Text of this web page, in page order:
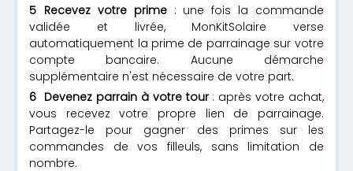
Recevez votre prime: une fois la commande
validée et livrée, MonKitSolaire verse
automatiquement la prime de parrainage sur votre
compte bancaire. Aucune démarche
supplémentaire n'est nécessaire de votre part.
Devenez parrain à votre tour: après votre achat,
vous recevez votre propre lien de parrainage.
Partagez-le pour gagner des primes sur les
commandes de vos filleuls, sans limitation de
nombre.